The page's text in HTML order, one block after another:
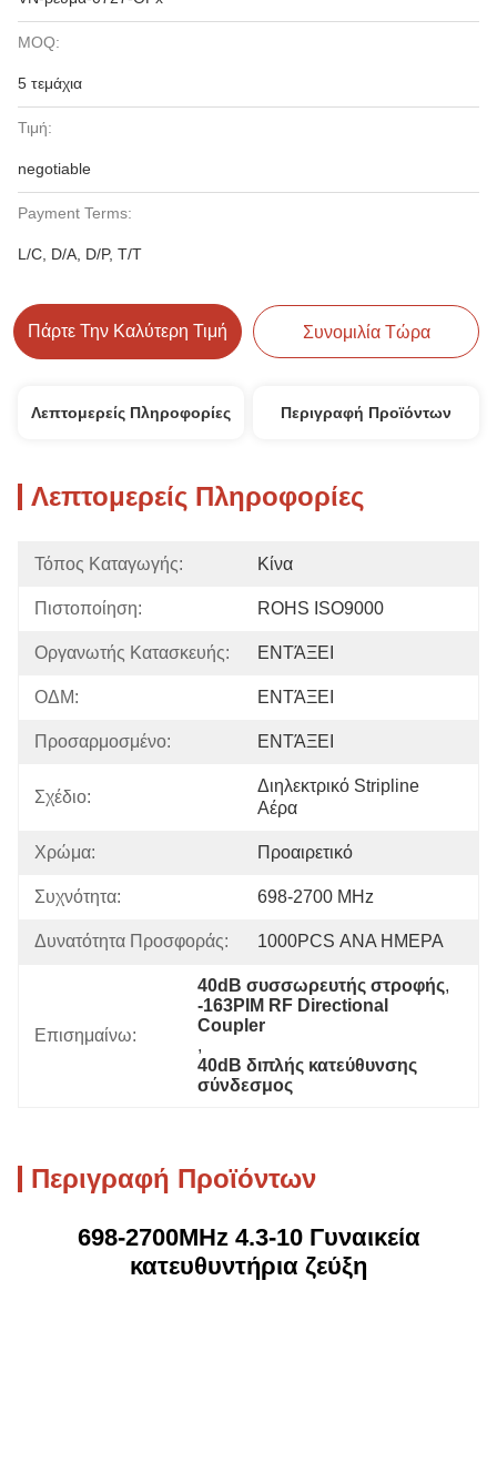
MOQ:
5 τεμάχια
Τιμή:
negotiable
Payment Terms:
L/C, D/A, D/P, T/T
Πάρτε Την Καλύτερη Τιμή Συνομιλία Τώρα
Λεπτομερείς Πληροφορίες Περιγραφή Προϊόντων
Λεπτομερείς Πληροφορίες
Τόπος Καταγωγής: Κίνα
Πιστοποίηση: ROHS ISO9000
Οργανωτής Κατασκευής: ΕΝΤΆΞΕΙ
ΟΔΜ: ΕΝΤΆΞΕΙ
Προσαρμοσμένο: ΕΝΤΆΞΕΙ
Σχέδιο:
Διηλεκτρικό Stripline
Αέρα
Χρώμα: Προαιρετικό
Συχνότητα: 698-2700 MHz
Δυνατότητα Προσφοράς: 1000PCS ΑΝΑ ΗΜΕΡΑ
Επισημαίνω:
40dB συσσωρευτής στροφής,
-163PIM RF Directional
Coupler
,
40dB διπλής κατεύθυνσης
σύνδεσμος
Περιγραφή Προϊόντων
698-2700MHz 4.3-10 Γυναικεία
κατευθυντήρια ζεύξη